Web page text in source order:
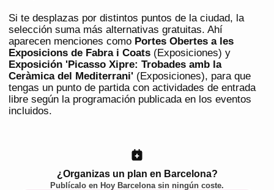
Si te desplazas por distintos puntos de la ciudad, la
selección suma más alternativas gratuitas. Ahí
aparecen menciones como Portes Obertes a les
Exposicions de Fabra i Coats (Exposiciones) y
Exposición 'Picasso Xipre: Trobades amb la
Ceràmica del Mediterrani' (Exposiciones), para que
tengas un punto de partida con actividades de entrada
libre según la programación publicada en los eventos
incluidos.
¿Organizas un plan en Barcelona?
Publícalo en Hoy Barcelonasin ningún coste.